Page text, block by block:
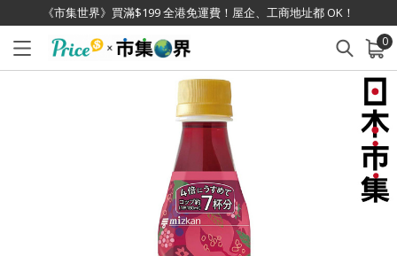
《市集世界》買滿$199 全港免運費！屋企、工商地址都 OK！
0
已加入購物車 查看